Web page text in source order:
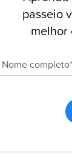
passeio
melhor